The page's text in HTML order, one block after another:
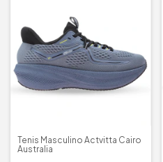
Tenis Masculino Actvitta Cairo
Australia